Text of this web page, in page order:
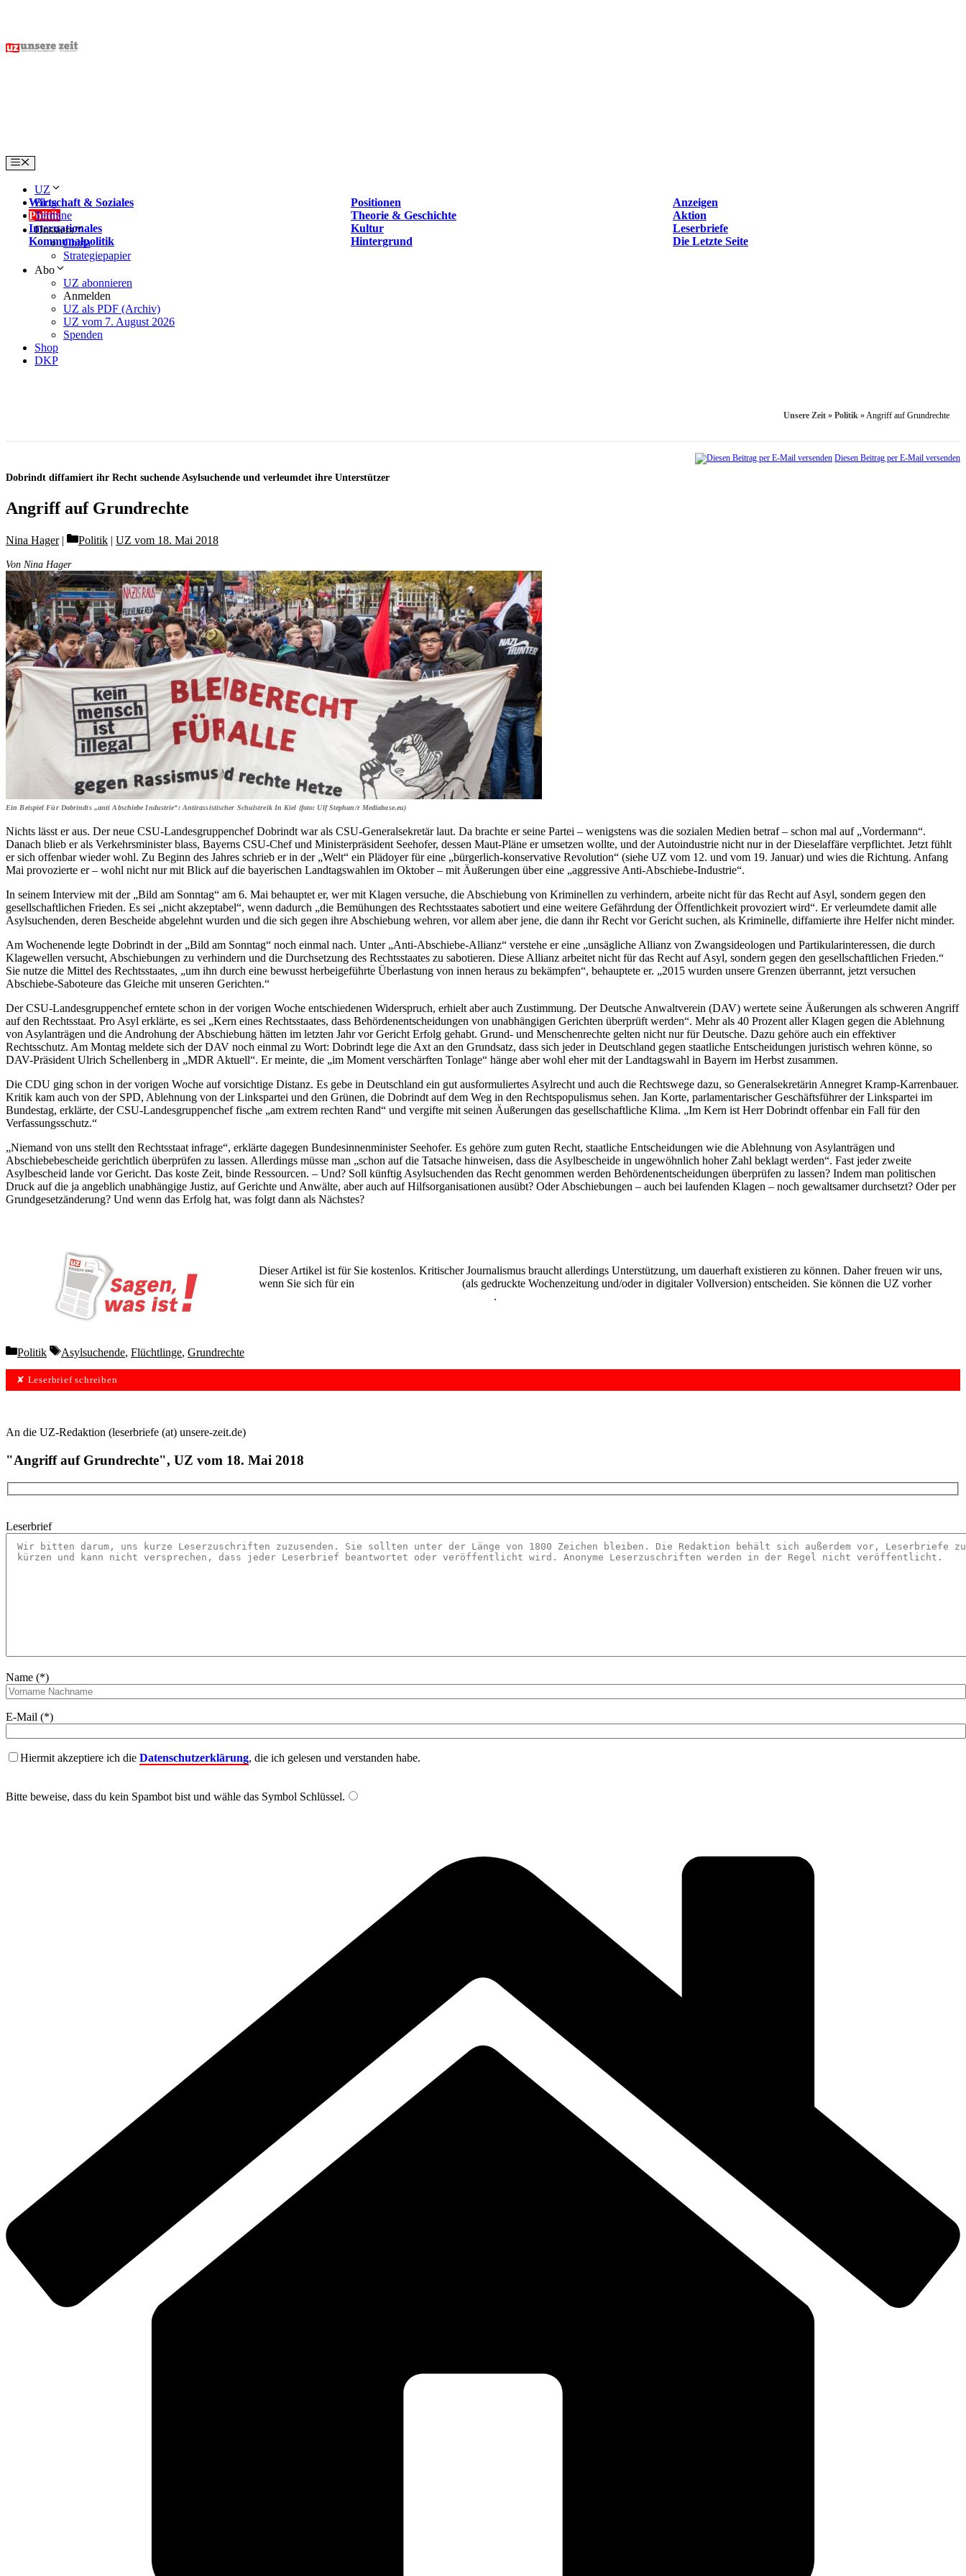
content
Menu
UZ
Wirtschaft & Soziales
Positionen
Anzeigen
Politik
Theorie & Geschichte
Aktion
Internationales
Kultur
Leserbriefe
Kommunalpolitik
Hintergrund Die Letzte Seite
Blog
Termine
Dossiers
China
Strategiepapier
Abo
UZ abonnieren
Anmelden
UZ als PDF (Archiv)
UZ vom 7. August 2026
Spenden
Shop
DKP
Unsere Zeit » Politik »Angriff auf Grundrechte
Diesen Beitrag per E-Mail versenden
Dobrindt diffamiert ihr Recht suchende Asylsuchende und verleumdet ihre Unterstützer
Angriff auf Grundrechte
Nina Hager Categories
Politik | UZ vom 18. Mai 2018
Von Nina Hager
Ein Beispiel Für Dobrindts „anti Abschiebe Industrie“: Antirassistischer Schulstreik In Kiel (foto: Ulf Stephan/r Mediabase.eu)
Nichts lässt er aus. Der neue CSU-Landesgruppenchef Dobrindt war als CSU-Generalsekretär laut. Da brachte er seine Partei – wenigstens was die sozialen Medien betraf – schon mal auf „Vordermann“.
Danach blieb er als Verkehrsminister blass, Bayerns CSU-Chef und Ministerpräsident Seehofer, dessen Maut-Pläne er umsetzen wollte, und der Autoindustrie nicht nur in der Dieselaffäre verpflichtet. Jetzt fühlt
er sich offenbar wieder wohl. Zu Beginn des Jahres schrieb er in der „Welt“ ein Plädoyer für eine „bürgerlich-konservative Revolution“ (siehe UZ vom 12. und vom 19. Januar) und wies die Richtung. Anfang
Mai provozierte er – wohl nicht nur mit Blick auf die bayerischen Landtagswahlen im Oktober – mit Äußerungen über eine „aggressive Anti-Abschiebe-Industrie“.
In seinem Interview mit der „Bild am Sonntag“ am 6. Mai behauptet er, wer mit Klagen versuche, die Abschiebung von Kriminellen zu verhindern, arbeite nicht für das Recht auf Asyl, sondern gegen den
gesellschaftlichen Frieden. Es sei „nicht akzeptabel“, wenn dadurch „die Bemühungen des Rechtsstaates sabotiert und eine weitere Gefährdung der Öffentlichkeit provoziert wird“. Er verleumdete damit alle
Asylsuchenden, deren Bescheide abgelehnt wurden und die sich gegen ihre Abschiebung wehren, vor allem aber jene, die dann ihr Recht vor Gericht suchen, als Kriminelle, diffamierte ihre Helfer nicht minder.
Am Wochenende legte Dobrindt in der „Bild am Sonntag“ noch einmal nach. Unter „Anti-Abschiebe-Allianz“ verstehe er eine „unsägliche Allianz von Zwangsideologen und Partikularinteressen, die durch
Klagewellen versucht, Abschiebungen zu verhindern und die Durchsetzung des Rechtsstaates zu sabotieren. Diese Allianz arbeitet nicht für das Recht auf Asyl, sondern gegen den gesellschaftlichen Frieden.“
Sie nutze die Mittel des Rechtsstaates, „um ihn durch eine bewusst herbeigeführte Überlastung von innen heraus zu bekämpfen“, behauptete er. „2015 wurden unsere Grenzen überrannt, jetzt versuchen
Abschiebe-Saboteure das Gleiche mit unseren Gerichten.“
Der CSU-Landesgruppenchef erntete schon in der vorigen Woche entschiedenen Widerspruch, erhielt aber auch Zustimmung. Der Deutsche Anwaltverein (DAV) wertete seine Äußerungen als schweren Angriff
auf den Rechtsstaat. Pro Asyl erklärte, es sei „Kern eines Rechtsstaates, dass Behördenentscheidungen von unabhängigen Gerichten überprüft werden“. Mehr als 40 Prozent aller Klagen gegen die Ablehnung
von Asylanträgen und die Androhung der Abschiebung hätten im letzten Jahr vor Gericht Erfolg gehabt. Grund- und Menschenrechte gelten nicht nur für Deutsche. Dazu gehöre auch ein effektiver
Rechtsschutz. Am Montag meldete sich der DAV noch einmal zu Wort: Dobrindt lege die Axt an den Grundsatz, dass sich jeder in Deutschland gegen staatliche Entscheidungen juristisch wehren könne, so
DAV-Präsident Ulrich Schellenberg in „MDR Aktuell“. Er meinte, die „im Moment verschärften Tonlage“ hänge aber wohl eher mit der Landtagswahl in Bayern im Herbst zusammen.
Die CDU ging schon in der vorigen Woche auf vorsichtige Distanz. Es gebe in Deutschland ein gut ausformuliertes Asylrecht und auch die Rechtswege dazu, so Generalsekretärin Annegret Kramp-Karrenbauer.
Kritik kam auch von der SPD, Ablehnung von der Linkspartei und den Grünen, die Dobrindt auf dem Weg in den Rechtspopulismus sehen. Jan Korte, parlamentarischer Geschäftsführer der Linkspartei im
Bundestag, erklärte, der CSU-Landesgruppenchef fische „am extrem rechten Rand“ und vergifte mit seinen Äußerungen das gesellschaftliche Klima. „Im Kern ist Herr Dobrindt offenbar ein Fall für den
Verfassungsschutz.“
„Niemand von uns stellt den Rechtsstaat infrage“, erklärte dagegen Bundesinnenminister Seehofer. Es gehöre zum guten Recht, staatliche Entscheidungen wie die Ablehnung von Asylanträgen und
Abschiebebescheide gerichtlich überprüfen zu lassen. Allerdings müsse man „schon auf die Tatsache hinweisen, dass die Asylbescheide in ungewöhnlich hoher Zahl beklagt werden“. Fast jeder zweite
Asylbescheid lande vor Gericht. Das koste Zeit, binde Ressourcen. – Und? Soll künftig Asylsuchenden das Recht genommen werden Behördenentscheidungen überprüfen zu lassen? Indem man politischen
Druck auf die ja angeblich unabhängige Justiz, auf Gerichte und Anwälte, aber auch auf Hilfsorganisationen ausübt? Oder Abschiebungen – auch bei laufenden Klagen – noch gewaltsamer durchsetzt? Oder per
Grundgesetzänderung? Und wenn das Erfolg hat, was folgt dann als Nächstes?
Dieser Artikel ist für Sie kostenlos. Kritischer Journalismus braucht allerdings Unterstützung, um dauerhaft existieren zu können. Daher freuen wir uns,
wenn Sie sich für ein
(als gedruckte Wochenzeitung und/oder in digitaler Vollversion) entscheiden. Sie können die UZ vorher
.
Categories
Politik Tags
Asylsuchende, Flüchtlinge, Grundrechte
✘ Leserbrief schreiben
An die UZ-Redaktion (leserbriefe (at) unsere-zeit.de)
"Angriff auf Grundrechte", UZ vom 18. Mai 2018
Leserbrief
Name (*)
E-Mail (*)
Hiermit akzeptiere ich die Datenschutzerklärung, die ich gelesen und verstanden habe.
Bitte beweise, dass du kein Spambot bist und wähle das Symbol Schlüssel.